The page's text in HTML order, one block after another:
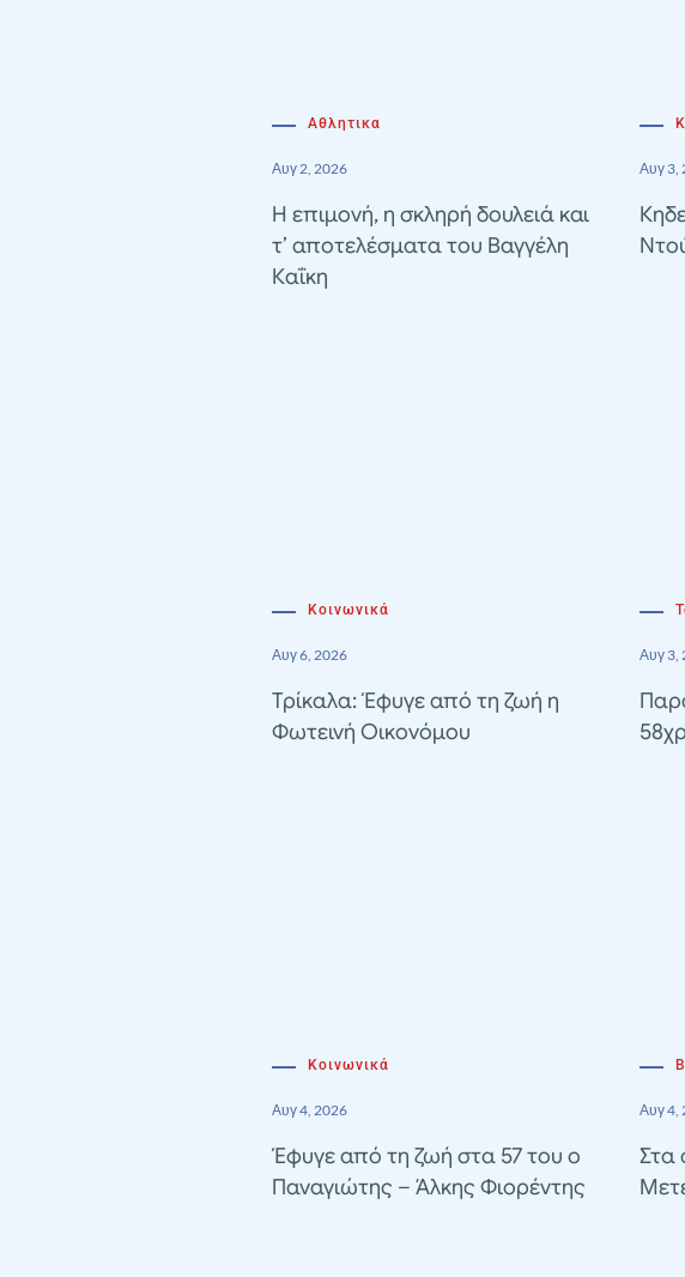
Αθλητικα
Αυγ 2, 2026
Η επιμονή, η σκληρή δουλειά και
τ’ αποτελέσματα του Βαγγέλη
Καΐκη
Αυγ 3,
Κοινωνικά
Αυγ 6, 2026
Τρίκαλα: Έφυγε από τη ζωή η
Φωτεινή Οικονόμου
Αυγ 3,
Κοινωνικά
Αυγ 4, 2026
Έφυγε από τη ζωή στα 57 του ο
Παναγιώτης – Άλκης Φιορέντης
Αυγ 4,
Στα